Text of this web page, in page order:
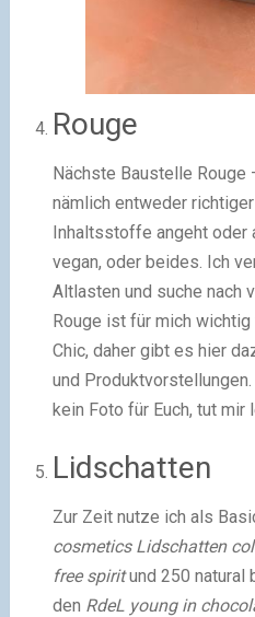
Rouge
Nächste Baustelle
nämlich entweder
Inhaltsstoffe angeht oder
vegan, oder beides. Ich
Altlasten und suche nach
Rouge ist für mich
Chic, daher gibt es hier
und
kein Foto für Euch, tut mir
Lidschatten
Zur Zeit nutze ich als
cosmetics Lidschatten
free spiritund 250 natural
den RdeL young in